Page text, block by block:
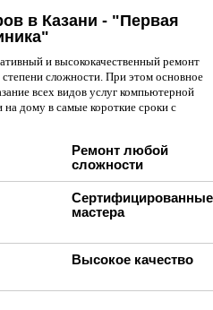
в Казани - "Первая
и высококачественный ремонт
сложности. При этом основное
всех видов услуг компьютерной
дому в самые короткие сроки с
Ремонт любой
сложности
Сертифицированные
мастера
Высокое качество